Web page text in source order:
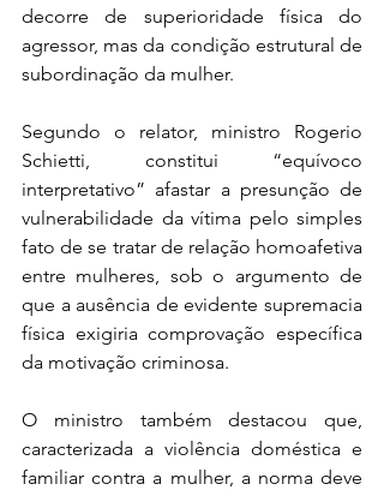
decorre de superioridade física do
agressor, mas da condição estrutural de
subordinação da mulher.
Segundo o relator, ministro Rogerio
Schietti, constitui “equívoco
interpretativo” afastar a presunção de
vulnerabilidade da vítima pelo simples
fato de se tratar de relação homoafetiva
entre mulheres, sob o argumento de
que a ausência de evidente supremacia
física exigiria comprovação específica
da motivação criminosa.
O ministro também destacou que,
caracterizada a violência doméstica e
familiar contra a mulher, a norma deve